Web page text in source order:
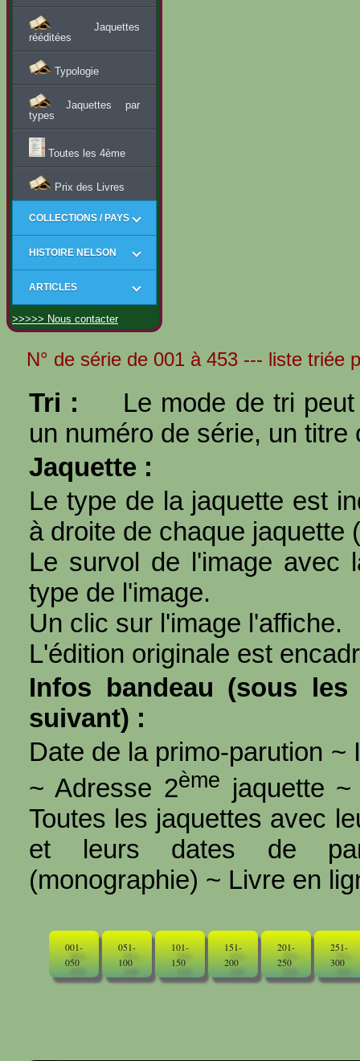
Jaquettes
rééditées
Typologie
Jaquettes par
types
Toutes les 4ème
Prix des Livres
COLLECTIONS / PAYS
HISTOIRE NELSON
ARTICLES
>>>>> Nous contacter
N° de série de 001 à 453 --- liste triée
Tri :
Le mode de tri
un numéro de série, un titre
Jaquette :
Le type de la jaquette est
à droite de chaque jaquette (
Le survol de l'image avec
type de l'image.
Un clic sur l'image l'affiche.
L'édition originale est
Infos bandeau (sous
suivant) :
Date de la primo-parution ~
~ Adresse 2ème jaquette
Toutes les jaquettes avec
et leurs dates de
(monographie) ~ Livre en
001-
050
051-
100
101-
150
151-
200
201-
250
251-
300